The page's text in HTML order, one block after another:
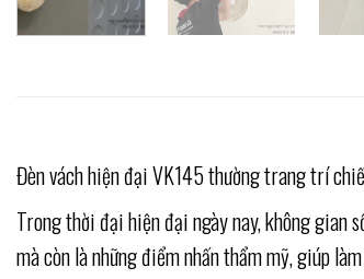
Đèn vách hiện đại VK145 thường trang trí
Trong thời đại hiện đại ngày nay, không gian
mà còn là những điểm nhấn thẩm mỹ, giúp